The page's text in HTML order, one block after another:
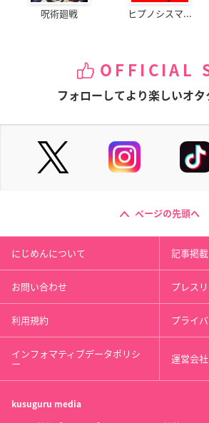
呪術廻戦 ヒプノシスマ...
OFFICIAL
フォローしてより楽しいオタ
ページの先頭へ
にじめんについて 記事掲
お問い合わせ プレス
利用規約 プライ
インフォマティブデータポリシ
ー 運営会社
kusuguru media